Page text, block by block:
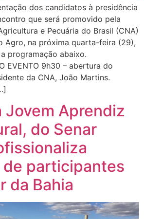
dos candidatos à presidência
que será promovido pela
e Pecuária do Brasil (CNA)
Agro, na próxima quarta-feira (29),
programação abaixo.
EVENTO 9h30 – abertura do
da CNA, João Martins.
Jovem Aprendiz
do Senar
participantes
da Bahia